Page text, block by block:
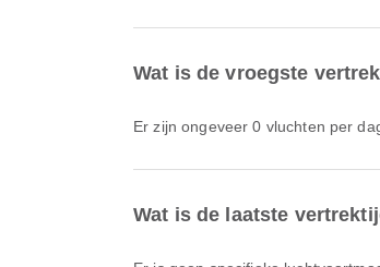
Wat is de vroegste
Er zijn ongeveer 0 vluchten per
Wat is de laatste